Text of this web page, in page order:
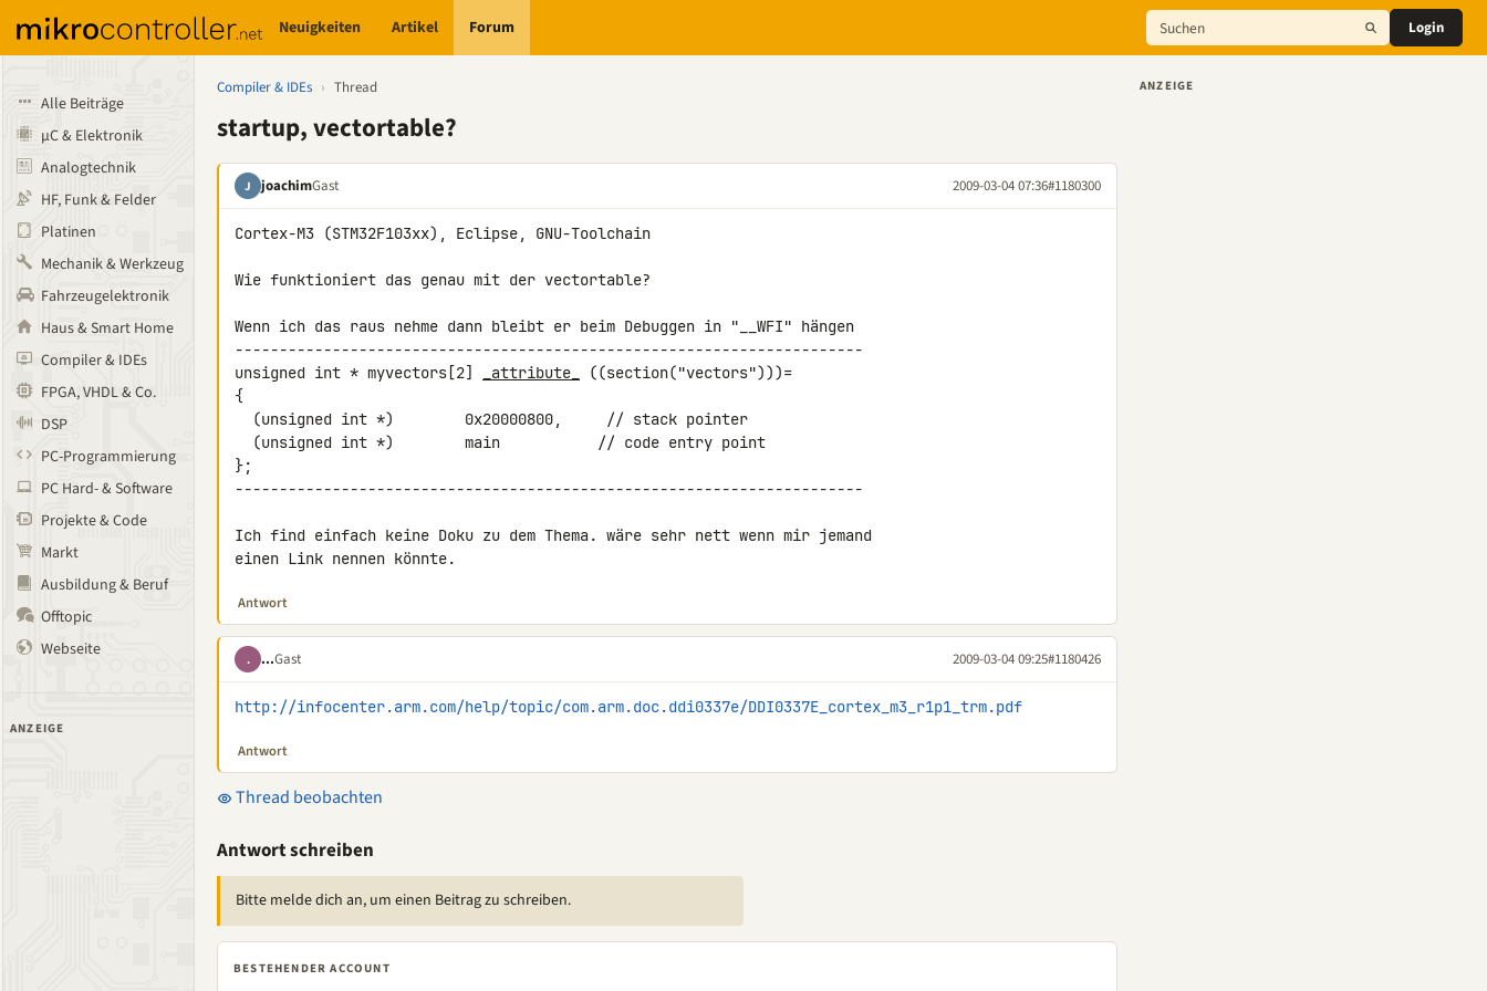
Neuigkeiten Artikel Forum Login
Alle Beiträge
µC & Elektronik
Analogtechnik
HF, Funk & Felder
Platinen
Mechanik & Werkzeug
Fahrzeugelektronik
Haus & Smart Home
Compiler & IDEs
FPGA, VHDL & Co.
DSP
PC-Programmierung
PC Hard- & Software
Projekte & Code
Markt
Ausbildung & Beruf
Offtopic
Webseite
ANZEIGE
Compiler & IDEs › Thread
startup, vectortable?
J joachimGast 2009-03-04 07:36#1180300
Cortex-M3 (STM32F103xx), Eclipse, GNU-Toolchain
Wie funktioniert das genau mit der vectortable?
Wenn ich das raus nehme dann bleibt er beim Debuggen in "__WFI" hängen
-----------------------------------------------------------------------
unsigned int * myvectors[2]
_attribute_
((section("vectors")))=
{
};
-----------------------------------------------------------------------
Ich find einfach keine Doku zu dem Thema. wäre sehr nett wenn mir jemand
einen Link nennen könnte.
Antwort
. ...Gast 2009-03-04 09:25#1180426
http://infocenter.arm.com/help/topic/com.arm.doc.ddi0337e/DDI0337E_cortex_m3_r1p1_trm.pdf
Antwort
Thread beobachten
Antwort schreiben
Bitte melde dich an, um einen Beitrag zu schreiben.
BESTEHENDER ACCOUNT
ANZEIGE